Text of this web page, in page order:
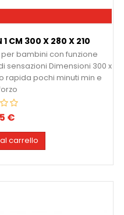
1 CM 300 X 280 X 210
bambini con funzione
sensazioni Dimensioni 300 x
rapida pochi minuti min e
€
carrello